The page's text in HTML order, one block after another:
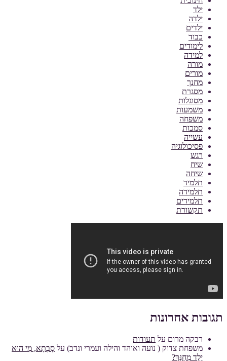
ילד
ילדה
ילדים
כבוד
לימודים
למידה
מורה
מורים
מחנך
מסגרת
מסוגלות
משמעות
משפחה
סמכות
עשייה
פסיכולוגיה
רגש
שיח
שיחה
תלמיד
תלמידה
תלמידים
תקשורת
תגובות אחרונות
רבקה מרום על תעודות
משפחת צדוק ( נועה ואוהד והילה ועמרי ונדב) על סָבְתָא, מִי הוּא
יֶלֶד מְחֻנָּךְ?